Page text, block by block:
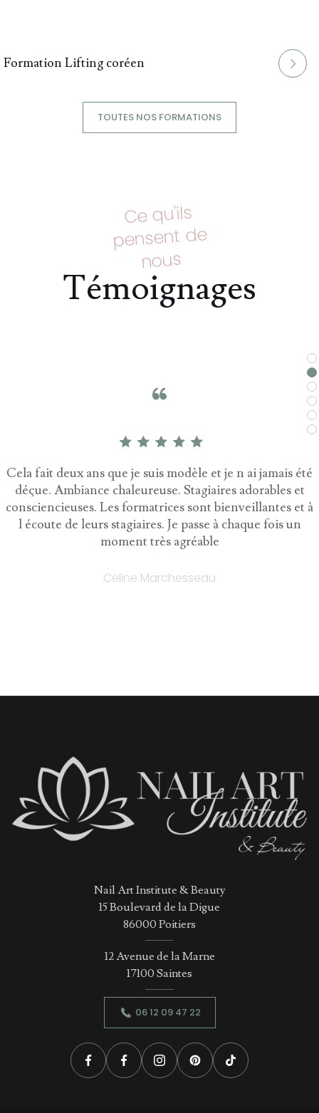
Formation Lifting coréen
TOUTES NOS FORMATIONS
Témoignages
Ce qu'ils
pensent de
nous
Cela fait deux ans que je suis modèle et je n ai jamais été
déçue. Ambiance chaleureuse. Stagiaires adorables et
consciencieuses. Les formatrices sont bienveillantes et à
l écoute de leurs stagiaires. Je passe à chaque fois un
moment très agréable
Celine Marchesseau
Nail Art Institute & Beauty
15 Boulevard de la Digue
86000 Poitiers
12 Avenue de la Marne
17100 Saintes
06 12 09 47 22